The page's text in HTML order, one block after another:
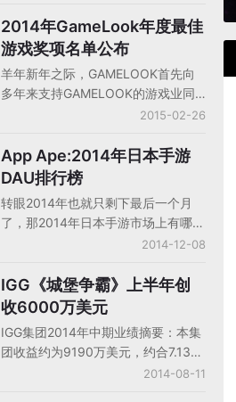
1.057亿美元，比2013财年的1.158亿
美元下滑8.7%；不按照美国通用会计
准则，网秦2014财年运营利润为
1240万美元，比2013财年的5330万
美元下滑76.7%；网秦2014财年净亏
损为7670万美元，相比之下2013财
2014年GameLook年度最佳
游戏奖项名单公布
羊年新年之际，GAMELOOK首先向
多年来支持GAMELOOK的游戏业同
行拜年了！祝大家羊年阖家欢乐、万
年，颁大奖，今天颁出GAMELOOK
心目中的2014年对行业做出突出贡献
的优秀创新游戏产品。希望新的一年
能够涌现出更多的优秀游戏产品为行
业和玩家带来惊喜。
2015-02-26
App Ape:2014年日本手游
DAU排行榜
转眼2014年也就只剩下最后一个月
了，那2014年日本手游市场上有哪些
值得关注的动向呢，今天我们就从畅
Ape公布了2014年2月、6月、10月
日本手游DAU排行榜，数据显示，
LINE是唯一一家在TOP5内占据2个
席位的公司、《怪物弹珠》终于在年
末冲进TOP3、《糖果粉碎传奇》是
TOP5中仅有的非日本本土产品。
2014-12-08
IGG《城堡争霸》上半年创
收6000万美元
IGG集团2014年中期业绩摘要：本集
团收益约为9190万美元，约合7.13亿
港元，较2013年同期收益约2,880万
2014-08-11